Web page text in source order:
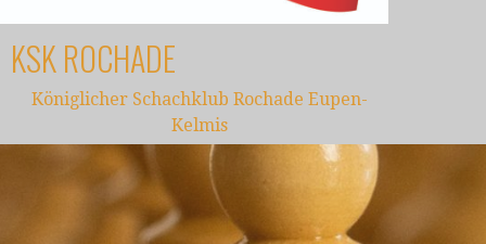
KSK ROCHADE
Königlicher Schachklub Rochade Eupen-
Kelmis